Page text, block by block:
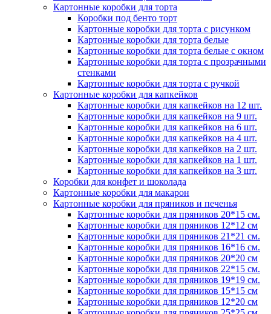
Картонные коробки для торта
Коробки под бенто торт
Картонные коробки для торта с рисунком
Картонные коробки для торта белые
Картонные коробки для торта белые с окном
Картонные коробки для торта с прозрачными
стенками
Картонные коробки для торта с ручкой
Картонные коробки для капкейков
Картонные коробки для капкейков на 12 шт.
Картонные коробки для капкейков на 9 шт.
Картонные коробки для капкейков на 6 шт.
Картонные коробки для капкейков на 4 шт.
Картонные коробки для капкейков на 2 шт.
Картонные коробки для капкейков на 1 шт.
Картонные коробки для капкейков на 3 шт.
Коробки для конфет и шоколада
Картонные коробки для макарон
Картонные коробки для пряников и печенья
Картонные коробки для пряников 20*15 см.
Картонные коробки для пряников 12*12 см
Картонные коробки для пряников 21*21 см.
Картонные коробки для пряников 16*16 см.
Картонные коробки для пряников 20*20 см
Картонные коробки для пряников 22*15 см.
Картонные коробки для пряников 19*19 см.
Картонные коробки для пряников 15*15 см
Картонные коробки для пряников 12*20 см